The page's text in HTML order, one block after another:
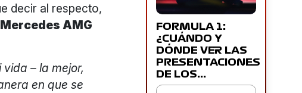
decir al respecto,
AMG
– la mejor,
en que se
FORMULA 1:
¿CUÁNDO Y
DÓNDE VER LAS
PRESENTACIONES
DE LOS…